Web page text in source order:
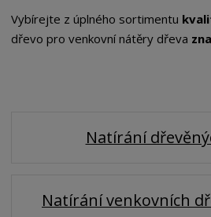
t
r
Vybírejte z úplného sortimentu
dřevo pro venkovní nátěry dřeva
Natírání
Natírání venkovních